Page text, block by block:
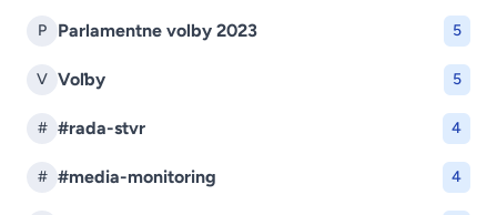
P Parlamentne volby 2023 5
V Voľby 5
# #rada-stvr 4
# #media-monitoring 4